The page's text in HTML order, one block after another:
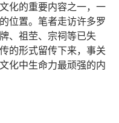
化的重要内容之一，一
位置。笔者走访许多罗
、祖茔、宗祠等已失
的形式留传下来，事关
化中生命力最顽强的内